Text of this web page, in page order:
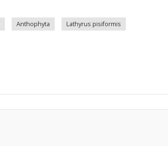
Anthophyta Lathyrus pisiformis